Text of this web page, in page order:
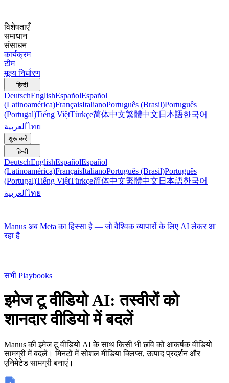
विशेषताएँ
समाधान
संसाधन
कार्यक्रम
टीम
मूल्य निर्धारण
हिन्दी
DeutschEnglishEspañolEspañol
(Latinoamérica)FrançaisItalianoPortuguês (Brasil)Português
(Portugal)Tiếng ViệtTürkçe简体中文繁體中文 日本語한국어
العربيةไทย
शुरू करें
हिन्दी
DeutschEnglishEspañolEspañol
(Latinoamérica)FrançaisItalianoPortuguês (Brasil)Português
(Portugal)Tiếng ViệtTürkçe简体中文繁體中文 日本語한국어
العربيةไทย
Manus अब Meta का हिस्सा है — जो वैश्विक व्यापारों के लिए AI लेकर आ
रहा है
सभी Playbooks
इमेज टू वीडियो AI: तस्वीरों को
शानदार वीडियो में बदलें
Manus की इमेज टू वीडियो AI के साथ किसी भी छवि को आकर्षक वीडियो
सामग्री में बदलें। मिनटों में सोशल मीडिया क्लिप्स, उत्पाद प्रदर्शन और
एनिमेटेड सामग्री बनाएं।